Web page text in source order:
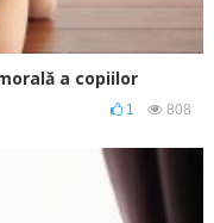
a copiilor
1 808